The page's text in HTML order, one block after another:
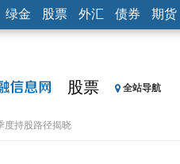
绿金 股票 外汇 债券 期货
股票 全站导航
度持股路径揭晓